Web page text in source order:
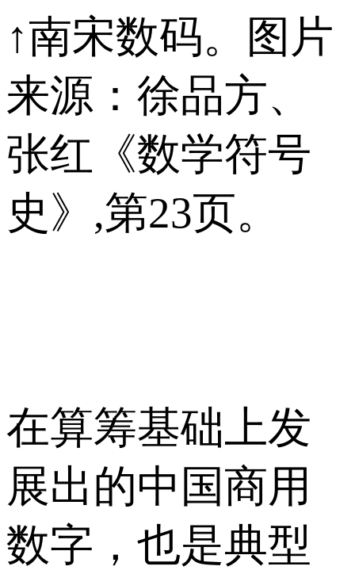
↑南宋数码。图片
来源：徐品方、
张红《数学符号
史》,第23页。
在算筹基础上发
展出的中国商用
数字，也是典型